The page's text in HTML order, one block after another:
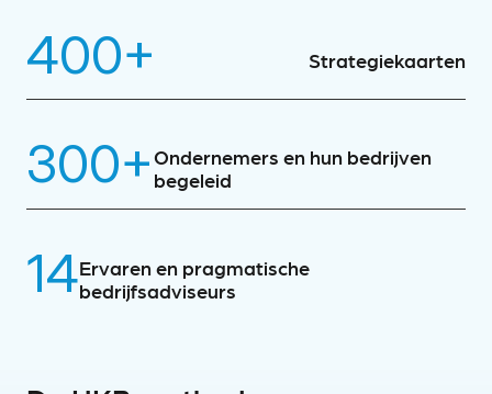
400+ Strategiekaarten
300+Ondernemers en hun bedrijven
begeleid
14Ervaren en pragmatische
bedrijfsadviseurs